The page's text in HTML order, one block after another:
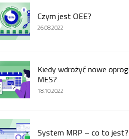
Czym jest OEE?
26.08.2022
Kiedy wdrożyć nowe
MES?
18.10.2022
System MRP – co to jest?